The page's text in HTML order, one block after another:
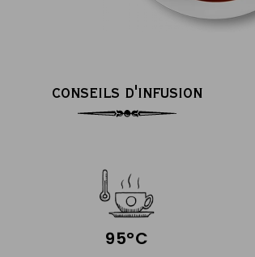
CONSEILS D'INFUSION
95°C